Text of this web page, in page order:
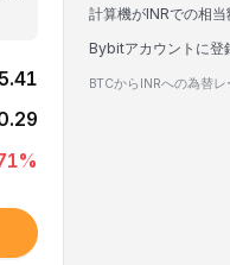
%
計算機がINRでの相
Bybitアカウントに登
BTCからINRへの為替